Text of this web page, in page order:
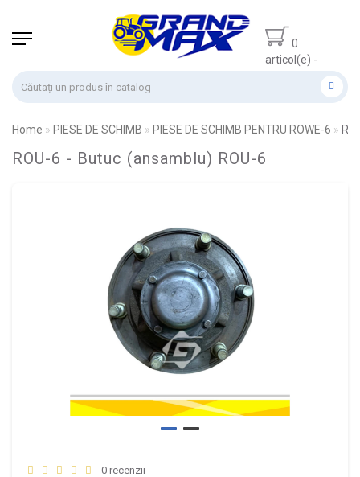
0
articol(e) -
Home PIESE DE SCHIMB PIESE DE SCHIMB PENTRU ROWE-6
ROU-6 - Butuc (ansamblu) ROU-6
0 recenzii